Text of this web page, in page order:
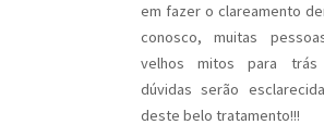
em fazer o clareamento
conosco, muitas
velhos mitos para
dúvidas serão
deste belo tratamento!!!